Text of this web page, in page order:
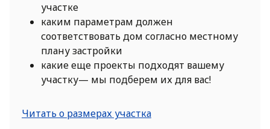
участке
каким параметрам должен
соответствовать дом согласно местному
плану застройки
какие еще проекты подходят вашему
участку— мы подберем их для вас!
Читать о размерах участка